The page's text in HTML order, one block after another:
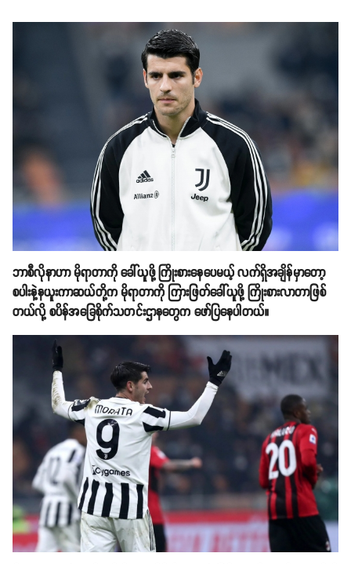
ဘာစီလိုနာဟာ မိုရာတာကို ခေါ်ယူဖို့ ကြိုးစားနေပေမယ့် လက်ရှိအချိန်မှာတော့
စပါးနဲ့နယူးကာဆယ်တို့က မိုရာတာကို ကြားဖြတ်ခေါ်ယူဖို့ ကြိုးစားလာတာဖြစ်
တယ်လို့ စပိန်အခြေစိုက်သတင်းဌာနတွေက ဖော်ပြနေပါတယ်။